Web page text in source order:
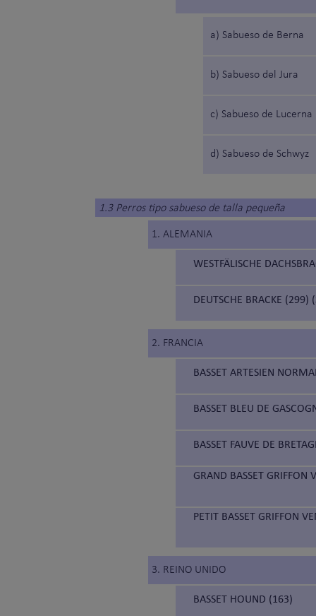
a) Sabueso de Berna
b) Sabueso del Jura
c) Sabueso de Lucerna
d) Sabueso de Schwyz
1.3 Perros tipo sabueso de talla pequeña
1. ALEMANIA
WESTFÄLISCHE
DEUTSCHE BRACKE (299)
2. FRANCIA
BASSET ARTESIEN
BASSET BLEU DE
BASSET FAUVE DE
GRAND BASSET GRIFFON
PETIT BASSET GRIFFON
3. REINO UNIDO
BASSET HOUND (163)